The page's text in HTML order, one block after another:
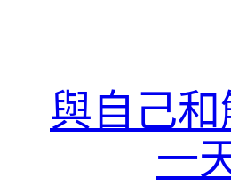
與自己
一